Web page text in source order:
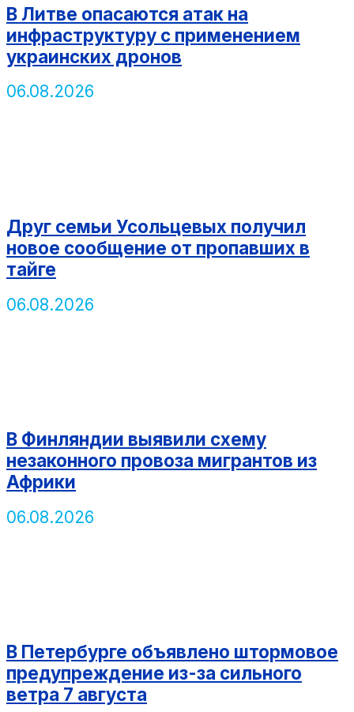
В Литве опасаются атак на
инфраструктуру с применением
украинских дронов
06.08.2026
Друг семьи Усольцевых получил
новое сообщение от пропавших в
тайге
06.08.2026
В Финляндии выявили схему
незаконного провоза мигрантов из
Африки
06.08.2026
В Петербурге объявлено штормовое
предупреждение из-за сильного
ветра 7 августа